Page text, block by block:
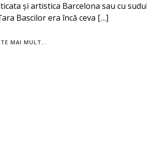
și artistica Barcelona sau cu
Bascilor era încă ceva […]
MAI MULT...